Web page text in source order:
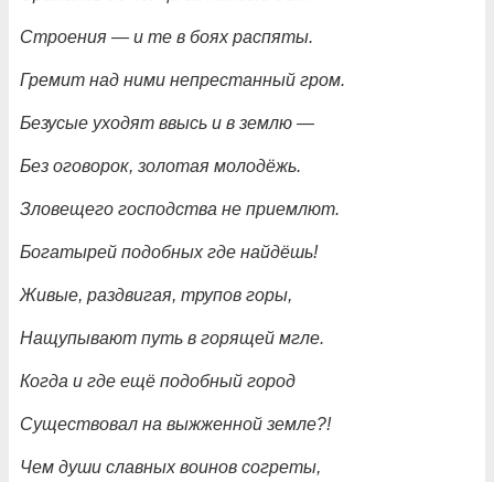
Строения — и те в боях распяты.
Гремит над ними непрестанный гром.
Безусые уходят ввысь и в землю —
Без оговорок, золотая молодёжь.
Зловещего господства не приемлют.
Богатырей подобных где найдёшь!
Живые, раздвигая, трупов горы,
Нащупывают путь в горящей мгле.
Когда и где ещё подобный город
Существовал на выжженной земле?!
Чем души славных воинов согреты,